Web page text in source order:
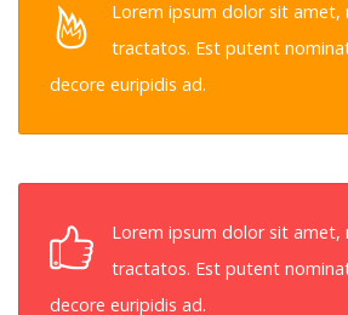
Lorem ipsum dolor sit amet,
tractatos. Est putent
decore euripidis ad.
Lorem ipsum dolor sit amet,
tractatos. Est putent
decore euripidis ad.